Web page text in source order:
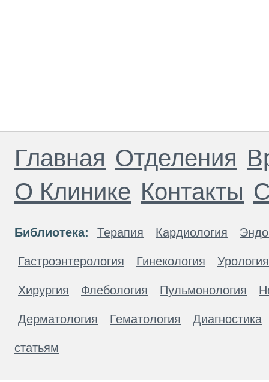
Главная Отделения
О Клинике Контакты
Библиотека: Терапия Кардиология
Гастроэнтерология Гинекология Урология
Хирургия Флебология Пульмонология
Дерматология Гематология Диагностика
статьям